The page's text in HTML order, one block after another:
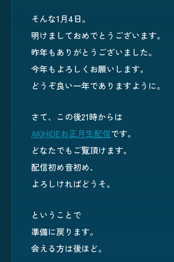
そんな1月4日。
明けましておめでとうございます。
昨年もありがとうございました。
今年もよろしくお願いします。
どうぞ良い一年でありますように。
さて、この後21時からは
AKIHIDEお正月生配信です。
どなたでもご覧頂けます。
配信初め音初め、
よろしければどうそ。
ということで
準備に戻ります。
会える方は後ほど。